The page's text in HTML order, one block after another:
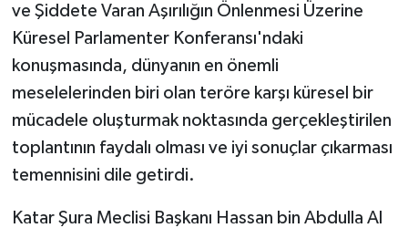
ve Şiddete Varan Aşırılığın Önlenmesi Üzerine
Küresel Parlamenter Konferansı'ndaki
konuşmasında, dünyanın en önemli
meselelerinden biri olan teröre karşı küresel bir
mücadele oluşturmak noktasında gerçekleştirilen
toplantının faydalı olması ve iyi sonuçlar çıkarması
temennisini dile getirdi.
Katar Şura Meclisi Başkanı Hassan bin Abdulla Al